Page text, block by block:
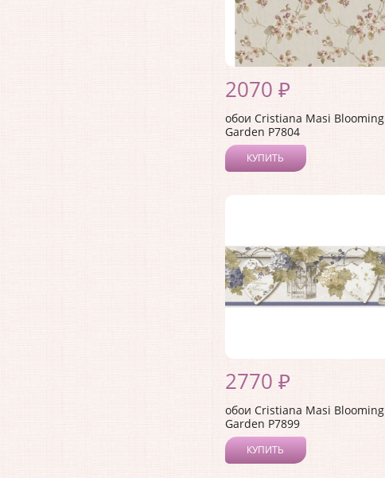
2070 ₽
обои Cristiana Masi Blooming
Garden P7804
КУПИТЬ
2770 ₽
обои Cristiana Masi Blooming
Garden P7899
КУПИТЬ